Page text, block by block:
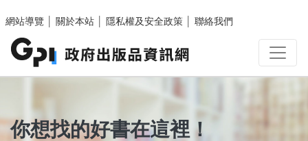
網站導覽
關於本站 隱私權及安全政策 聯絡我們
你想找的好書在這裡！